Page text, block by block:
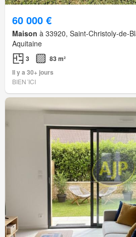
60 000 €
Maison à 33920, Saint-Christoly-de-
Aquitaine
3
83 m²
Il y a 30+ jours
BIEN´ICI